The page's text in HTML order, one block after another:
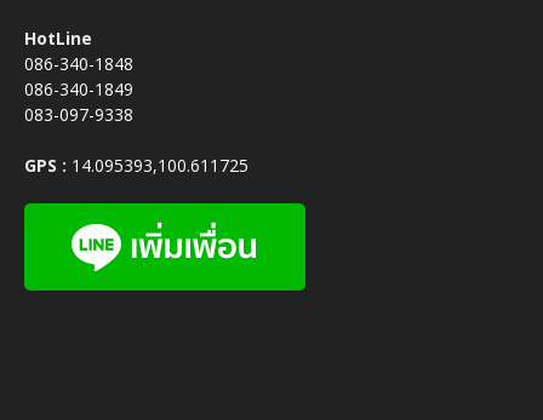
HotLine
086-340-1848
086-340-1849
083-097-9338
GPS : 14.095393,100.611725